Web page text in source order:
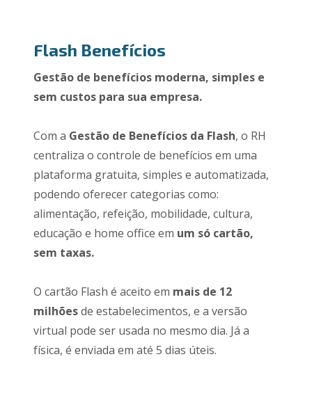
Flash Benefícios
Gestão de benefícios moderna, simples e
sem custos para sua empresa.
Com a Gestão de Benefícios da Flash, o RH
centraliza o controle de benefícios em uma
plataforma gratuita, simples e automatizada,
podendo oferecer categorias como:
alimentação, refeição, mobilidade, cultura,
educação e home office em um só cartão,
sem taxas.
O cartão Flash é aceito em mais de 12
milhõesde estabelecimentos, e a versão
virtual pode ser usada no mesmo dia. Já a
física, é enviada em até 5 dias úteis.